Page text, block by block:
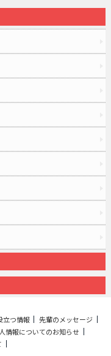
立つ情報
先輩のメッセージ
情報についてのお知らせ